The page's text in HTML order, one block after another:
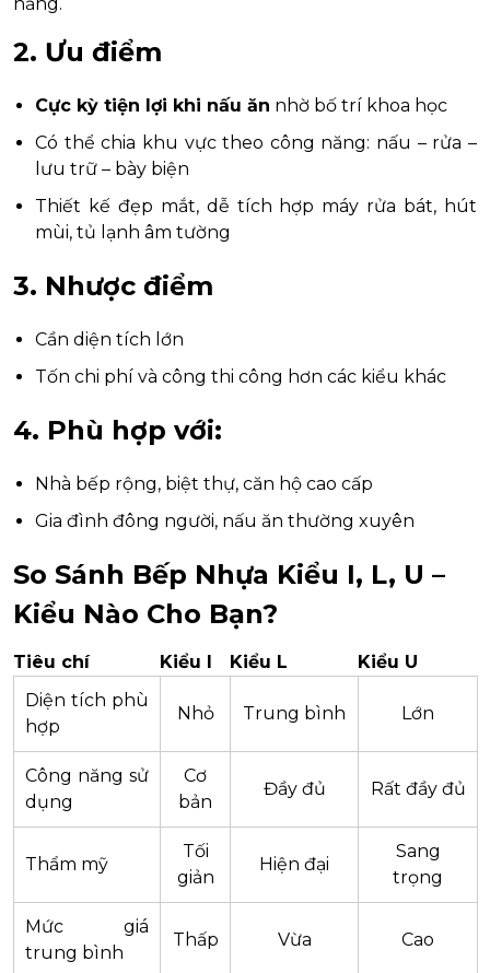
2. Ưu điểm
Cực kỳ tiện lợi khi nấu ăn nhờ bố trí khoa học
Có thể chia khu vực theo công năng: nấu – rửa –
lưu trữ – bày biện
Thiết kế đẹp mắt, dễ tích hợp máy rửa bát, hút
mùi, tủ lạnh âm tường
3. Nhược điểm
Cần diện tích lớn
Tốn chi phí và công thi công hơn các kiểu khác
4. Phù hợp với:
Nhà bếp rộng, biệt thự, căn hộ cao cấp
Gia đình đông người, nấu ăn thường xuyên
So Sánh Bếp Nhựa Kiểu I, L, U –
Kiểu Nào Cho Bạn?
Tiêu chí Kiểu I Kiểu L
Kiểu U
Diện tích phù
hợp
Nhỏ Trung bình Lớn
Công năng sử
dụng
Cơ
bản
Đầy đủ Rất đầy đủ
Thẩm mỹ
Tối
giản
Hiện đại
Sang
trọng
Mức giá
trung bình
Thấp Vừa Cao